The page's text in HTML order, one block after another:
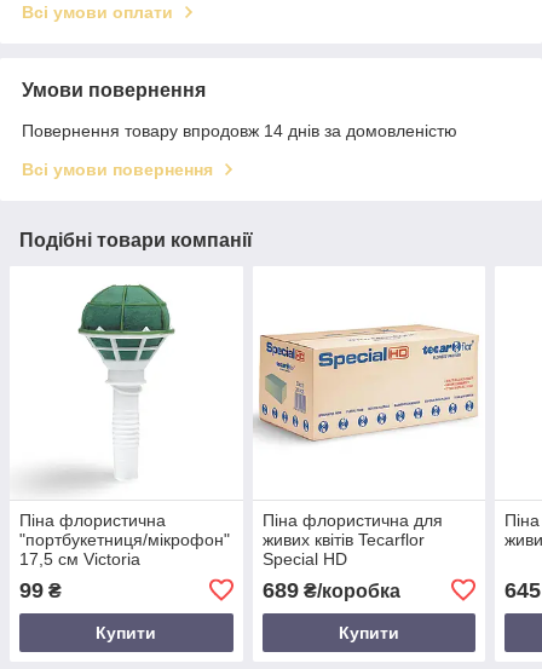
Всі умови оплати
Умови повернення
Повернення товару впродовж 14 днів за домовленістю
Всі умови повернення
Подібні товари компанії
Піна флористична
"портбукетниця/мікрофон"
17,5 см Victoria
99 ₴
Купити
Піна флористична для
живих квітів Tecarflor
Special HD
689₴/коробка
Купити
645